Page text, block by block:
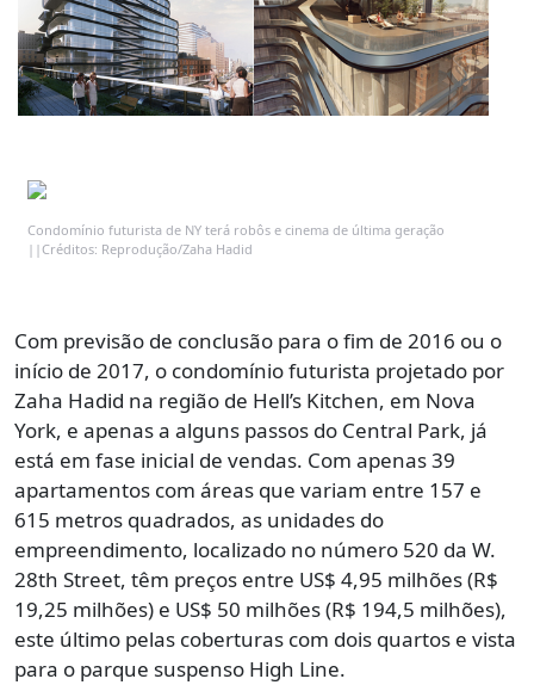
Condomínio futurista de NY terá robôs e cinema de última geração
||Créditos: Reprodução/Zaha Hadid
Com previsão de conclusão para o fim de 2016 ou o
início de 2017, o condomínio futurista projetado por
Zaha Hadid na região de Hell’s Kitchen, em Nova
York, e apenas a alguns passos do Central Park, já
está em fase inicial de vendas. Com apenas 39
apartamentos com áreas que variam entre 157 e
615 metros quadrados, as unidades do
empreendimento, localizado no número 520 da W.
28th Street, têm preços entre US$ 4,95 milhões (R$
19,25 milhões) e US$ 50 milhões (R$ 194,5 milhões),
este último pelas coberturas com dois quartos e vista
para o parque suspenso High Line.